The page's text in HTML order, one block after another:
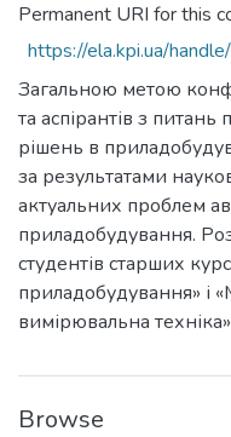
Permanent URI for this
https://ela.kpi.ua/
Загальною метою
та аспірантів з
рішень в
за результатами
актуальних проблем
приладобудування.
студентів старших
приладобудування» і
вимірювальна
Browse